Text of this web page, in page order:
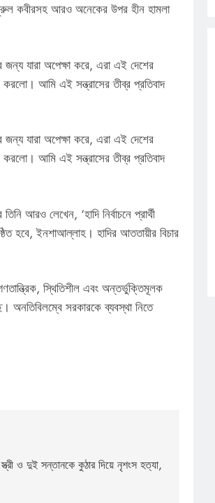
কবীরসহ আরও অনেকের উপর হীন হামলা
জন্য যারা অপেক্ষা করে, এরা এই দেশের
আমি এই সন্ত্রাসের তীব্র প্রতিবাদ
জন্য যারা অপেক্ষা করে, এরা এই দেশের
আমি এই সন্ত্রাসের তীব্র প্রতিবাদ
আরও লেখেন, ‘হাদি নির্বাচনে প্রার্থী
হবে, ইনশাআল্লাহ। হাদির আততায়ীর বিচার
স্থিতিশীল এবং অন্তর্ভুক্তিমূলক
অনতিবিলম্বে সরকারকে ব্যবস্থা নিতে
স্ত্রী ও দুই সন্তানকে কুঠার দিয়ে নৃশংস হত্যা,